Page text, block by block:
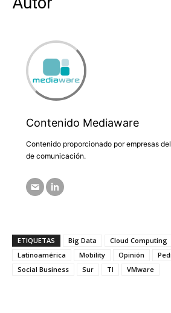
Contenido Mediaware
Contenido proporcionado por empresas
de comunicación.
ETIQUETAS Big Data Cloud Computing
Latinoamérica
Mobility Opinión
Social Business
Sur TI VMware